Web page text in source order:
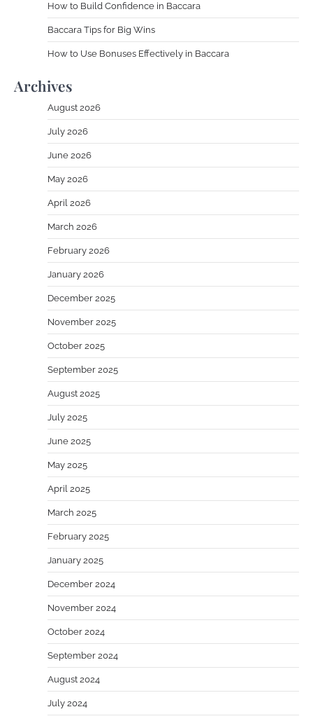
How to Build Confidence in Baccara
Baccara Tips for Big Wins
How to Use Bonuses Effectively in Baccara
Archives
August 2026
July 2026
June 2026
May 2026
April 2026
March 2026
February 2026
January 2026
December 2025
November 2025
October 2025
September 2025
August 2025
July 2025
June 2025
May 2025
April 2025
March 2025
February 2025
January 2025
December 2024
November 2024
October 2024
September 2024
August 2024
July 2024